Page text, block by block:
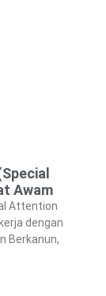
Awam
Attention
dengan
Berkanun,